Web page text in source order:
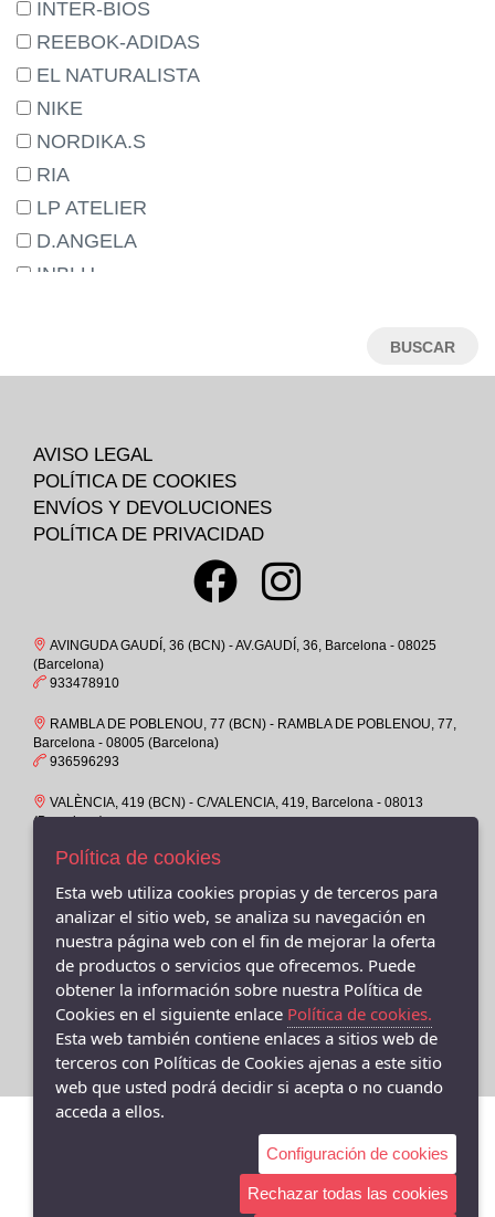
27
27-
28
29
29-
30
31
31M
36
36M
37
38M
39
39-
39M
4-6
40M
41
41-
41M
42
43
43-
44
INTER-BIOS
REEBOK-ADIDAS
EL NATURALISTA
NIKE
NORDIKA.S
RIA
LP ATELIER
D.ANGELA
INBLU
CAMPER
BIRKENSTOCK
EDWARD.S
ST.GALLEN
COIMBRA
CHAMPION
PUMA
BAERCHI, S.A.
POPA
KEYS
WIKERS SHOE
VICTORIA
Brasileras
PLUMAFLEX
CALLAGHAN / CAL
VENUS
VEXED
AVISO LEGAL
POLÍTICA DE COOKIES
ENVÍOS Y DEVOLUCIONES
POLÍTICA DE PRIVACIDAD
AVINGUDA GAUDÍ, 36 (BCN) - AV.GAUDÍ, 36, Barcelona - 08025
(Barcelona)
933478910
RAMBLA DE POBLENOU, 77 (BCN) - RAMBLA DE POBLENOU, 77,
Barcelona - 08005 (Barcelona)
936596293
VALÈNCIA, 419 (BCN) - C/VALENCIA, 419, Barcelona - 08013
(Barcelona)
- 08013 (Barcelona)
931160095
VALÈNCIA, 391 (BCN) - C/VALENCIA, 391, Barcelona - 08013
(Barcelona)
934577918
Política de cookies
Esta web utiliza cookies propias y de terceros para
analizar el sitio web, se analiza su navegación en
nuestra página web con el fin de mejorar la oferta
de productos o servicios que ofrecemos. Puede
obtener la información sobre nuestra Política de
Cookies en el siguiente enlace Política de cookies.
Esta web también contiene enlaces a sitios web de
terceros con Políticas de Cookies ajenas a este sitio
web que usted podrá decidir si acepta o no cuando
acceda a ellos.
Configuración de cookies
Rechazar todas las cookies